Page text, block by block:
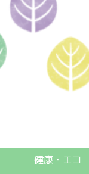
健康・エコ